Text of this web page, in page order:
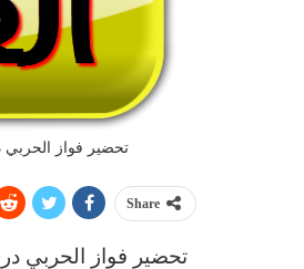
تحضير فواز الحربي
Share
تحضير فواز الحربي